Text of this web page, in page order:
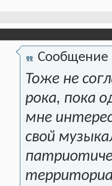
Сообщение
Тоже не
рока, пока
мне
свой